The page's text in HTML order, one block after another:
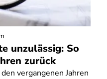
unzulässig: So
zurück
vergangenen Jahren